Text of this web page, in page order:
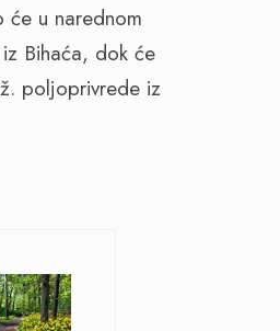
će u narednom
Bihaća, dok će
poljoprivrede iz